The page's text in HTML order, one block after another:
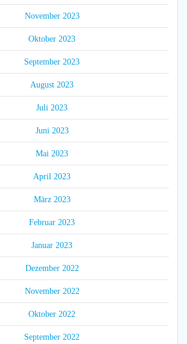
November 2023
Oktober 2023
September 2023
August 2023
Juli 2023
Juni 2023
Mai 2023
April 2023
März 2023
Februar 2023
Januar 2023
Dezember 2022
November 2022
Oktober 2022
September 2022